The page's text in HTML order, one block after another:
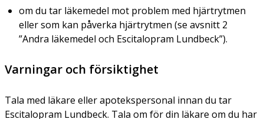
om du tar läkemedel mot problem med hjärtrytmen
eller som kan påverka hjärtrytmen (se avsnitt 2
”Andra läkemedel och Escitalopram Lundbeck”).
Varningar och försiktighet
Tala med läkare eller apotekspersonal innan du tar
Escitalopram Lundbeck. Tala om för din läkare om du har